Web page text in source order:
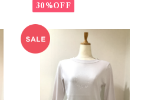
30%OFF